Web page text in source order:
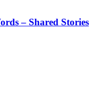
– Shared Stories